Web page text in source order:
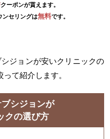
クーポンが貰えます。
ンセリングは無料です。
ジョンが安いクリニックの
って紹介します。
シジョンが
クの選び方